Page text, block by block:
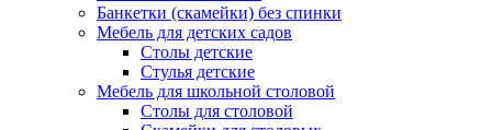
Банкетки (скамейки) без спинки
Мебель для детских садов
Столы детские
Стулья детские
Мебель для школьной столовой
Столы для столовой